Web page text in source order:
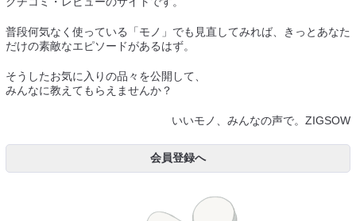
普段何気なく使っている「モノ」でも見直してみれば、きっとあなた
だけの素敵なエピソードがあるはず。
そうしたお気に入りの品々を公開して、
みんなに教えてもらえませんか？
いいモノ、みんなの声で。ZIGSOW
会員登録へ